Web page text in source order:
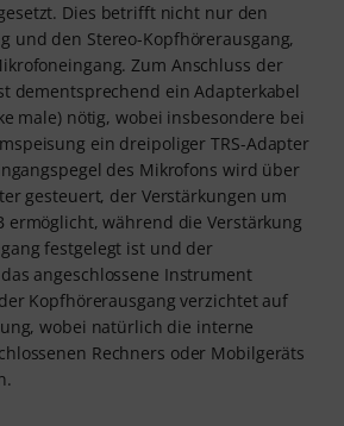
Dies betrifft nicht nur den
und den Stereo-Kopfhörerausgang,
Zum Anschluss der
dementsprechend ein Adapterkabel
male) nötig, wobei insbesondere bei
ein dreipoliger TRS-Adapter
des Mikrofons wird über
gesteuert, der Verstärkungen um
ermöglicht, während die Verstärkung
festgelegt ist und der
angeschlossene Instrument
Kopfhörerausgang verzichtet auf
wobei natürlich die interne
Rechners oder Mobilgeräts